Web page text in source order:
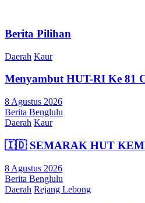
Berita Pilihan
Daerah Kaur
Menyambut HUT-RI Ke 81
8 Agustus 2026
Berita Benglulu
Daerah Kaur
🇮🇩 SEMARAK HUT
8 Agustus 2026
Berita Benglulu
Daerah Rejang Lebong